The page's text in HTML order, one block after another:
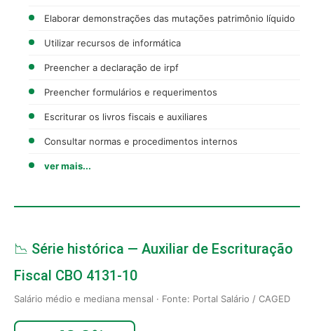
Elaborar demonstrações das mutações patrimônio líquido
Utilizar recursos de informática
Preencher a declaração de irpf
Preencher formulários e requerimentos
Escriturar os livros fiscais e auxiliares
Consultar normas e procedimentos internos
ver mais...
📉 Série histórica — Auxiliar de Escrituração
Fiscal CBO 4131-10
Salário médio e mediana mensal · Fonte: Portal Salário / CAGED